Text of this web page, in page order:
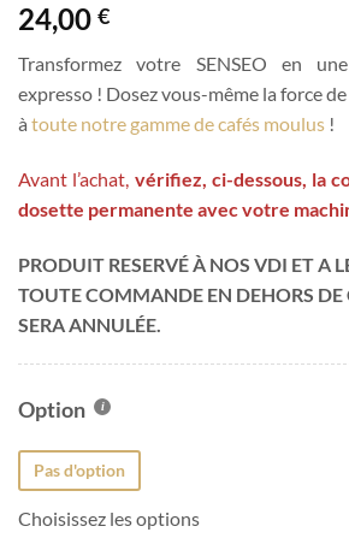
5 basé sur
notations
client
24,00 €
Transformez votre SENSEO en
expresso ! Dosez vous-même la force
à toute notre gamme de cafés moulus !
Avant l’achat, vérifiez, ci-dessous, la
dosette permanente avec votre
PRODUIT RESERVÉ À NOS VDI ET A
TOUTE COMMANDE EN DEHORS DE
SERA ANNULÉE.
Option
Pas d'option
Choisissez les options